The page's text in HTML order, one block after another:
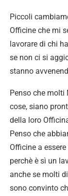
Piccoli
Officine che mi
lavorare di chi
se non ci si
stanno
Penso che molti
cose, siano
della loro
Penso che
Officine a
perchè è sì un
anche se molti
sono convinto